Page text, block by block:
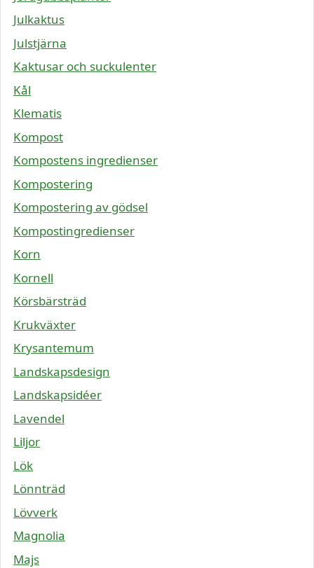
Julkaktus
Julstjärna
Kaktusar och suckulenter
Kål
Klematis
Kompost
Kompostens ingredienser
Kompostering
Kompostering av gödsel
Kompostingredienser
Korn
Kornell
Körsbärsträd
Krukväxter
Krysantemum
Landskapsdesign
Landskapsidéer
Lavendel
Liljor
Lök
Lönnträd
Lövverk
Magnolia
Majs